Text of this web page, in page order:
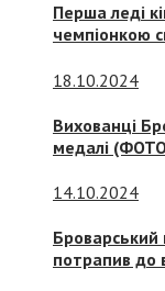
Перша леді
чемпіонкою
18.10.2024
Вихованці
медалі
14.10.2024
Броварський
потрапив до